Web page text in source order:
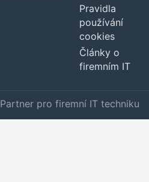
Pravidla
používání
cookies
Články o
firemním IT
Partner pro firemní IT techniku